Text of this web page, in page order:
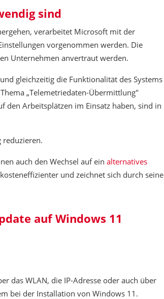
sind
verarbeitet Microsoft mit der
vorgenommen werden. Die
Unternehmen anvertraut werden.
gleichzeitig die Funktionalität des Systems
„Telemetriedaten-Übermittlung"
den Arbeitsplätzen im Einsatz haben, sind in
reduzieren.
auch den Wechsel auf ein alternatives
und zeichnet sich durch seine
auf Windows 11
das WLAN, die IP-Adresse oder auch über
bei der Installation von Windows 11.
Robin Aukschlat